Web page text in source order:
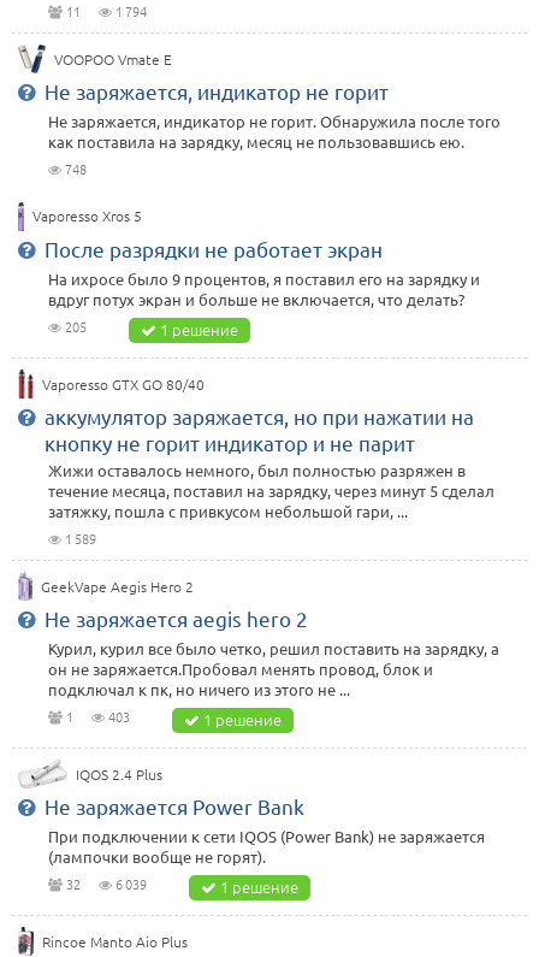
11 1 794
VOOPOO Vmate E
Не заряжается, индикатор не горит
Не заряжается, индикатор не горит. Обнаружила после того
как поставила на зарядку, месяц не пользовавшись ею.
748
Vaporesso Xros 5
После разрядки не работает экран
На ихросе было 9 процентов, я поставил его на зарядку и
вдруг потух экран и больше не включается, что делать?
205 1 решение
Vaporesso GTX GO 80/40
аккумулятор заряжается, но при нажатии на
кнопку не горит индикатор и не парит
Жижи оставалось немного, был полностью разряжен в
течение месяца, поставил на зарядку, через минут 5 сделал
затяжку, пошла с привкусом небольшой гари, ...
1 589
GeekVape Aegis Hero 2
Не заряжается aegis hero 2
Курил, курил все было четко, решил поставить на зарядку, а
он не заряжается.Пробовал менять провод, блок и
подключал к пк, но ничего из этого не ...
1 403 1 решение
IQOS 2.4 Plus
Не заряжается Power Bank
При подключении к сети IQOS (Power Bank) не заряжается
(лампочки вообще не горят).
32 6 039 1 решение
Rincoe Manto Aio Plus